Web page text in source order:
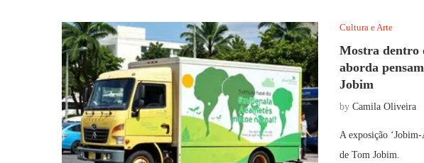
Cultura e Arte
Mostra dentro
aborda
Jobim
by Camila Oliveira
A exposição
de Tom Jobim.